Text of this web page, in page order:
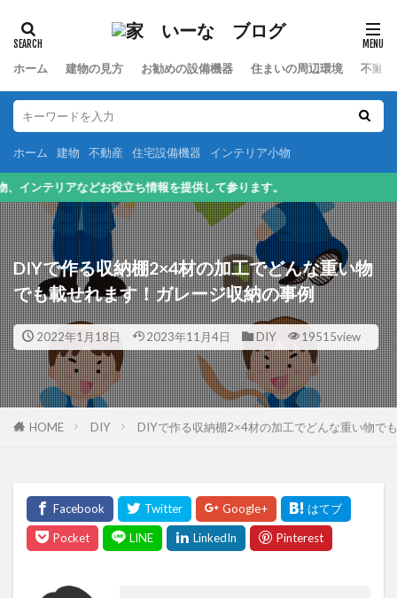
ホーム 建物の見方 お勧めの設備機器 住まいの周辺環境 不動
ホーム 建物 不動産 住宅設備機器 インテリア小物
参ります。
DIYで作る収納棚2×4材の加工でどんな重い物
でも載せれます！ガレージ収納の事例
2022年1月18日 2023年11月4日 DIY 19515view
HOME DIY DIYで作る収納棚2×4材の加工でどんな重い物で